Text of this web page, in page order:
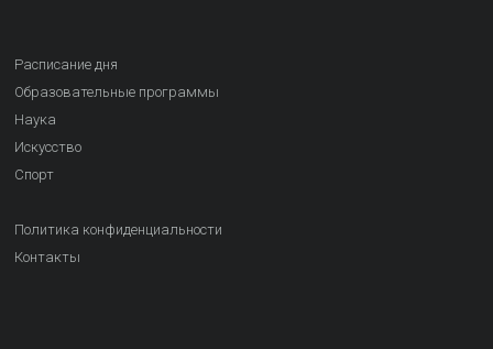
Расписание дня
Образовательные программы
Наука
Искусство
Спорт
Политика конфиденциальности
Контакты